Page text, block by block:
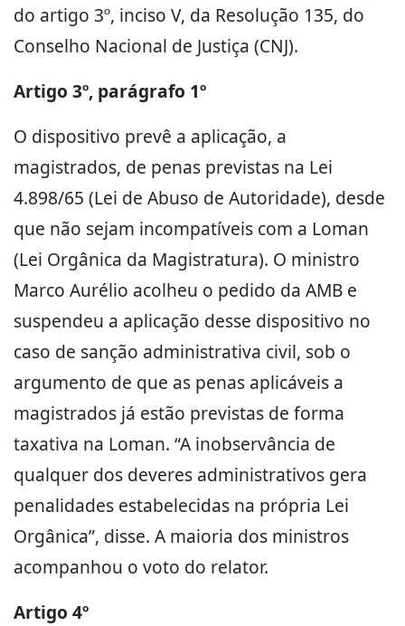
do artigo 3º, inciso V, da Resolução 135, do
Conselho Nacional de Justiça (CNJ).
Artigo 3º, parágrafo 1º
O dispositivo prevê a aplicação, a
magistrados, de penas previstas na Lei
4.898/65 (Lei de Abuso de Autoridade), desde
que não sejam incompatíveis com a Loman
(Lei Orgânica da Magistratura). O ministro
Marco Aurélio acolheu o pedido da AMB e
suspendeu a aplicação desse dispositivo no
caso de sanção administrativa civil, sob o
argumento de que as penas aplicáveis a
magistrados já estão previstas de forma
taxativa na Loman. “A inobservância de
qualquer dos deveres administrativos gera
penalidades estabelecidas na própria Lei
Orgânica”, disse. A maioria dos ministros
acompanhou o voto do relator.
Artigo 4º